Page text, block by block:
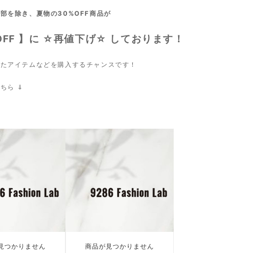
を除き、夏物の30%OFF商品が
】 に ☆再値下げ☆ しております！
アイテムなどを購入するチャンスです！
ら ⇓